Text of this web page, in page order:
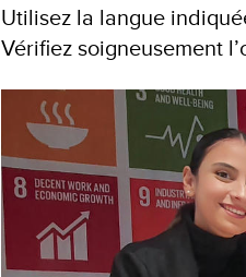
Utilisez la langue
Vérifiez soigneusement